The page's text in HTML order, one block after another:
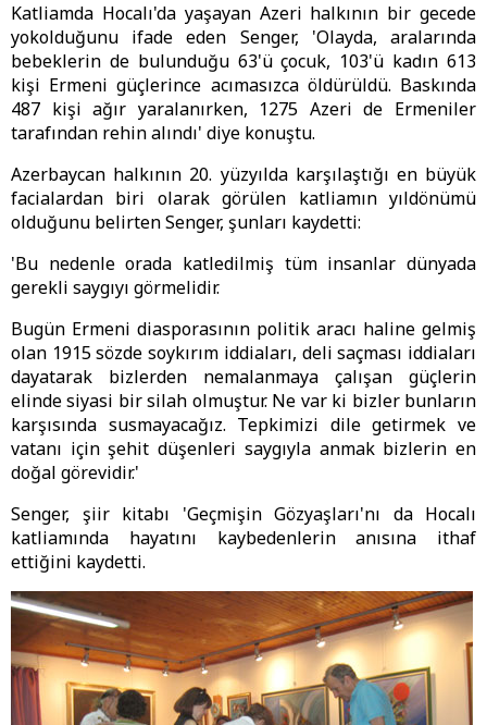
Katliamda Hocalı'da yaşayan Azeri halkının bir gecede
yokolduğunu ifade eden Senger, 'Olayda, aralarında
bebeklerin de bulunduğu 63'ü çocuk, 103'ü kadın 613
kişi Ermeni güçlerince acımasızca öldürüldü. Baskında
487 kişi ağır yaralanırken, 1275 Azeri de Ermeniler
tarafından rehin alındı' diye konuştu.
Azerbaycan halkının 20. yüzyılda karşılaştığı en büyük
facialardan biri olarak görülen katliamın yıldönümü
olduğunu belirten Senger, şunları kaydetti:
'Bu nedenle orada katledilmiş tüm insanlar dünyada
gerekli saygıyı görmelidir.
Bugün Ermeni diasporasının politik aracı haline gelmiş
olan 1915 sözde soykırım iddiaları, deli saçması iddiaları
dayatarak bizlerden nemalanmaya çalışan güçlerin
elinde siyasi bir silah olmuştur. Ne var ki bizler bunların
karşısında susmayacağız. Tepkimizi dile getirmek ve
vatanı için şehit düşenleri saygıyla anmak bizlerin en
doğal görevidir.'
Senger, şiir kitabı 'Geçmişin Gözyaşları'nı da Hocalı
katliamında hayatını kaybedenlerin anısına ithaf
ettiğini kaydetti.